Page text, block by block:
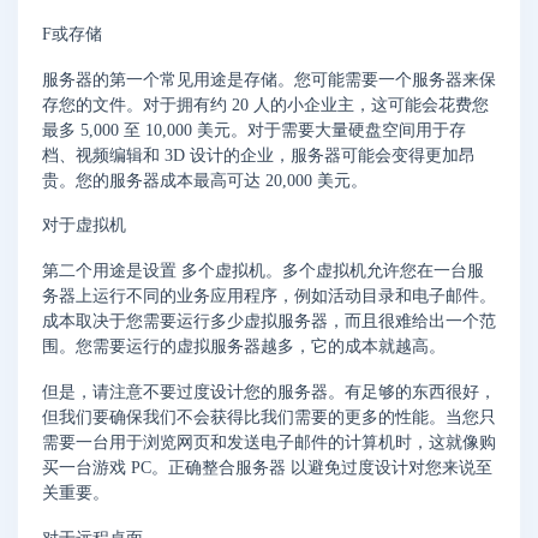
F或存储
服务器的第一个常见用途是存储。您可能需要一个服务器来保
存您的文件。对于拥有约 20 人的小企业主，这可能会花费您
最多 5,000 至 10,000 美元。对于需要大量硬盘空间用于存
档、视频编辑和 3D 设计的企业，服务器可能会变得更加昂
贵。您的服务器成本最高可达 20,000 美元。
对于虚拟机
第二个用途是设置 多个虚拟机。多个虚拟机允许您在一台服
务器上运行不同的业务应用程序，例如活动目录和电子邮件。
成本取决于您需要运行多少虚拟服务器，而且很难给出一个范
围。您需要运行的虚拟服务器越多，它的成本就越高。
但是，请注意不要过度设计您的服务器。有足够的东西很好，
但我们要确保我们不会获得比我们需要的更多的性能。当您只
需要一台用于浏览网页和发送电子邮件的计算机时，这就像购
买一台游戏 PC。正确整合服务器 以避免过度设计对您来说至
关重要。